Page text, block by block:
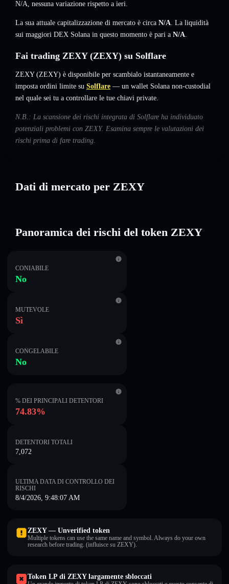
N/A, nessuna variazione rispetto a ieri.
La sua attuale capitalizzazione di mercato è circa N/A. La liquidità
sui maggiori DEX Solana in questo momento è pari a N/A.
Fai trading ZEXY (ZEXY) su Solflare
ZEXY (ZEXY) è disponibile per scambialo istantaneamente e
imposta ordini limite su Solflare — un wallet Solana non-custodial
nel quale sei tu a controllare le tue chiavi private.
N.B.: La scansione dei rischi integrata di Solflare ha individuato
potenziali problemi con ZEXY. Esamina sempre le valutazioni dei
rischi prima di fare trading.
Dati di mercato per ZEXY
Panoramica dei rischi del token ZEXY
CONIABILE
No
MUTEVOLE
Sì
CONGELABILE
No
% DEI PRINCIPALI DETENTORI
74.83%
DETENTORI TOTALI
7,072
ULTIMA DATA DI CONTROLLO DEI
RISCHI
8/4/2026, 9:48:07 AM
ZEXY — Unverified token
Multiple tokens can use the same name and symbol. Always do your own
research before trading. (influisce su ZEXY).
Token LP di ZEXY largamente sbloccati